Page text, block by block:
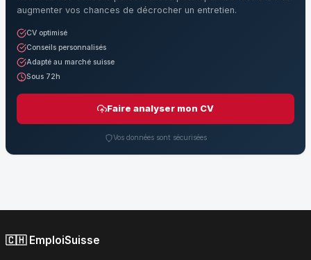
augmenter vos chances de décrocher un entretien.
CV optimisé
Conseils personnalisés
Adapté au marché suisse
Sous 72h
Faire analyser mon CV
Vos données sont sécurisées
🇨🇭 EmploiSuisse